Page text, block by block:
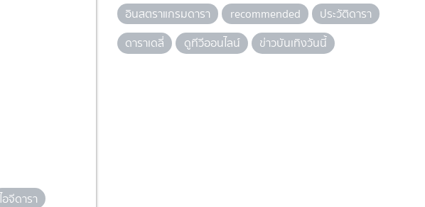
ไอจีดารา
อินสตราแกรมดารา
recommended
ประวัติดารา
ดาราเดลี่
ดูทีวีออนไลน์ ข่าวบันเทิงวันนี้